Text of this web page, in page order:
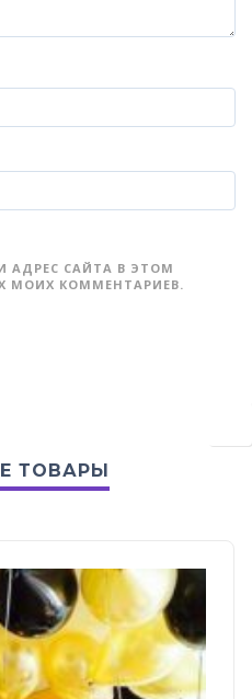
АДРЕС САЙТА В ЭТОМ
МОИХ КОММЕНТАРИЕВ.
ТОВАРЫ